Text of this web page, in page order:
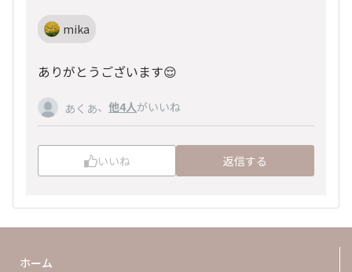
mika
ありがとうございます😌
あくあ、 他4人がいいね
いいね 返信する
ホーム